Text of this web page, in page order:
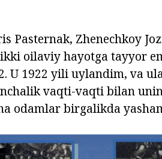
Pasternak, Zhenechkoy
oilaviy hayotga tayyor
U 1922 yili uylandim, va
vaqti-vaqti bilan
odamlar birgalikda